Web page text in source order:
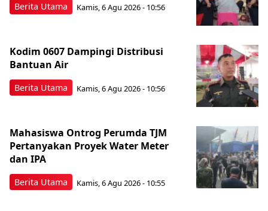
Berita Utama Kamis, 6 Agu 2026 - 10:56
Berita Utama
Kodim 0607 Dampingi Distribusi
Bantuan Air
Kamis, 6 Agu 2026 - 10:56
Berita Utama
Mahasiswa Ontrog Perumda TJM
Pertanyakan Proyek Water Meter
dan IPA
Kamis, 6 Agu 2026 - 10:55